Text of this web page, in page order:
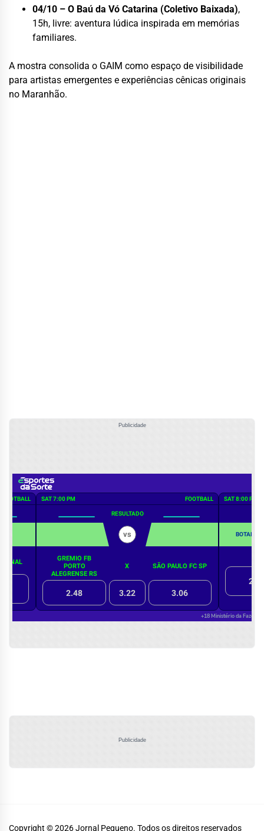
04/10 – O Baú da Vó Catarina (Coletivo Baixada),
15h, livre: aventura lúdica inspirada em memórias
familiares.
A mostra consolida o GAIM como espaço de visibilidade
para artistas emergentes e experiências cênicas originais
no Maranhão.
Publicidade
Publicidade
Copyright © 2026Jornal Pequeno. Todos os direitos reservados